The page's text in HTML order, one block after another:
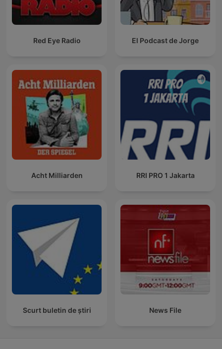
Red Eye Radio El Podcast de Jorge
Acht Milliarden RRI PRO 1 Jakarta
Scurt buletin de știri News File